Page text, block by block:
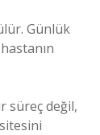
Günlük
süreç değil,